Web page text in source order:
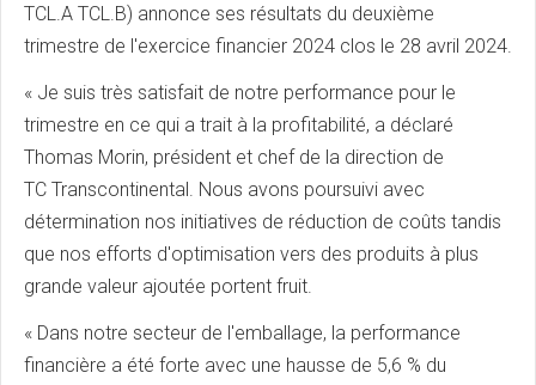
TCL.A TCL.B) annonce ses résultats du deuxième
trimestre de l'exercice financier 2024 clos le 28 avril 2024.
« Je suis très satisfait de notre performance pour le
trimestre en ce qui a trait à la profitabilité, a déclaré
Thomas Morin, président et chef de la direction de
TC Transcontinental. Nous avons poursuivi avec
détermination nos initiatives de réduction de coûts tandis
que nos efforts d'optimisation vers des produits à plus
grande valeur ajoutée portent fruit.
« Dans notre secteur de l'emballage, la performance
financière a été forte avec une hausse de 5,6 % du